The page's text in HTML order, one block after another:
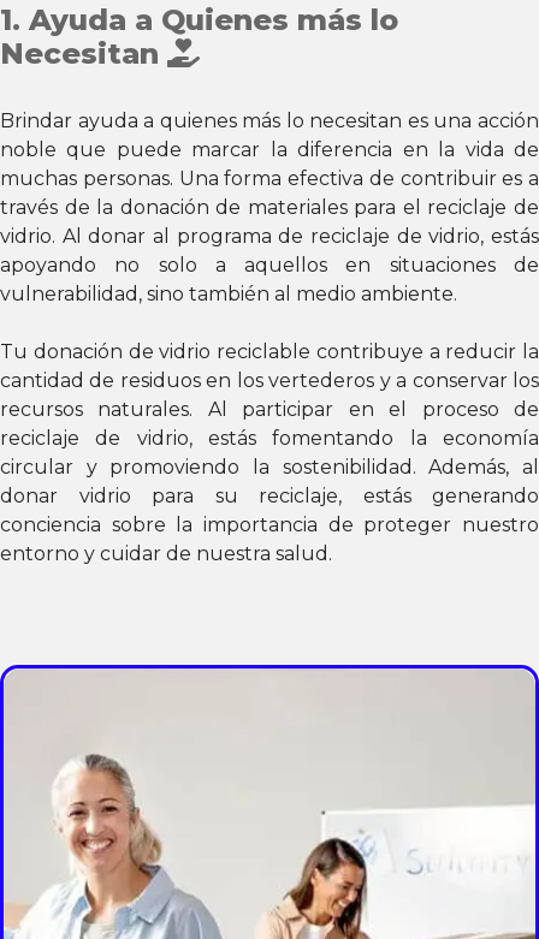
1. Ayuda a Quienes más lo
Necesitan
Brindar ayuda a quienes más lo necesitan es una acción
noble que puede marcar la diferencia en la vida de
muchas personas. Una forma efectiva de contribuir es a
través de la donación de materiales para el reciclaje de
vidrio. Al donar al programa de reciclaje de vidrio, estás
apoyando no solo a aquellos en situaciones de
vulnerabilidad, sino también al medio ambiente.
Tu donación de vidrio reciclable contribuye a reducir la
cantidad de residuos en los vertederos y a conservar los
recursos naturales. Al participar en el proceso de
reciclaje de vidrio, estás fomentando la economía
circular y promoviendo la sostenibilidad. Además, al
donar vidrio para su reciclaje, estás generando
conciencia sobre la importancia de proteger nuestro
entorno y cuidar de nuestra salud.